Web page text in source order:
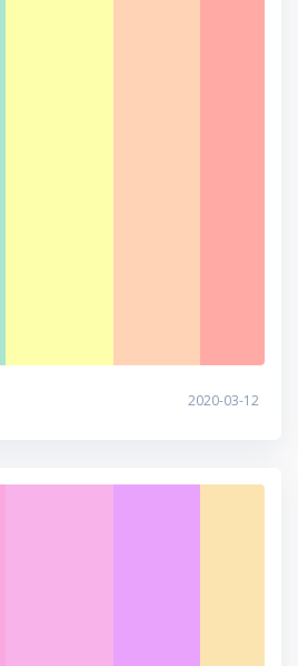
2020-03-12